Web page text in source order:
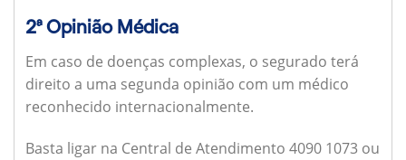
2ª Opinião Médica
Em caso de doenças complexas, o segurado terá
direito a uma segunda opinião com um médico
reconhecido internacionalmente.
Basta ligar na Central de Atendimento 4090 1073 ou